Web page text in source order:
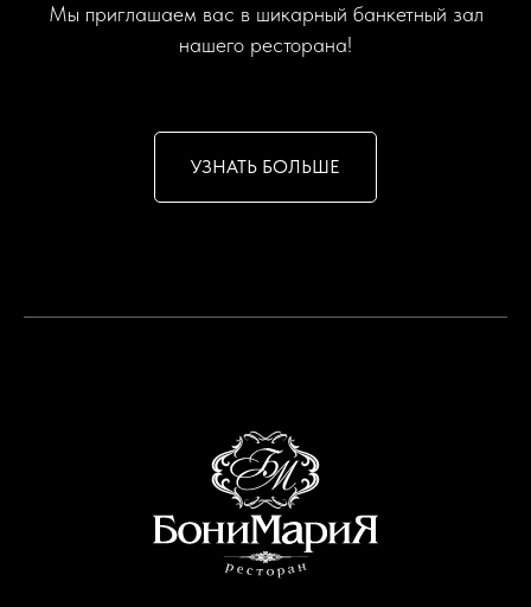
Мы приглашаем вас в шикарный банкетный зал
нашего ресторана!
УЗНАТЬ БОЛЬШЕ